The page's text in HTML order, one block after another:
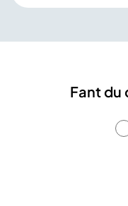
Fant du